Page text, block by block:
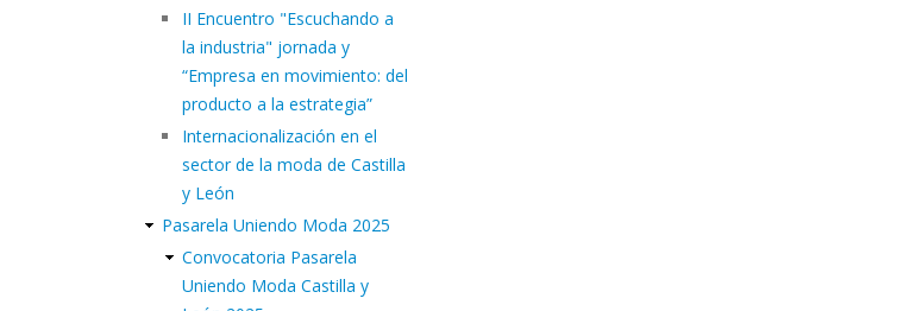
II Encuentro "Escuchando a
la industria" jornada y
“Empresa en movimiento: del
producto a la estrategia”
Internacionalización en el
sector de la moda de Castilla
y León
Pasarela Uniendo Moda 2025
Convocatoria Pasarela
Uniendo Moda Castilla y